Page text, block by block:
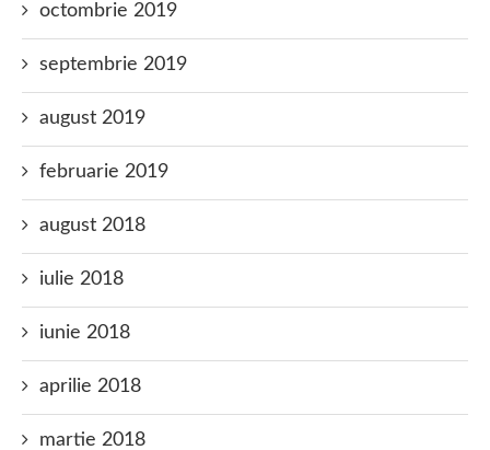
octombrie 2019
septembrie 2019
august 2019
februarie 2019
august 2018
iulie 2018
iunie 2018
aprilie 2018
martie 2018